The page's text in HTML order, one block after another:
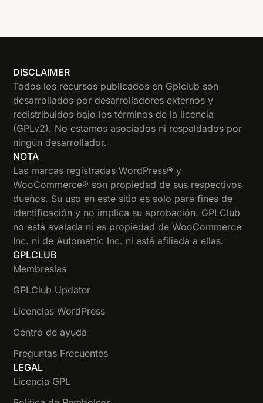
DISCLAIMER
Todos los recursos publicados en Gplclub son
desarrollados por desarrolladores externos y
redistribuidos bajo los términos de la licencia
(GPLv2). No estamos asociados ni respaldados por
ningún desarrollador.
NOTA
Las marcas registradas WordPress® y
WooCommerce® son propiedad de sus respectivos
dueños. Su uso en este sitio es solo para fines de
identificación y no implica su aprobación. GPLClub
no está avalada ni es propiedad de WooCommerce
Inc. ni de Automattic Inc. ni está afiliada a ellas.
GPLCLUB
Membresias
GPLClub Updater
Licencias WordPress
Centro de ayuda
Preguntas Frecuentes
LEGAL
Licencia GPL